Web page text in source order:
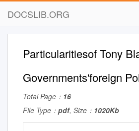
DOCSLIB.ORG
Particularitiesof Tony
Governments'foreign
Total Page： 16
File Type： pdf, Size： 1020Kb